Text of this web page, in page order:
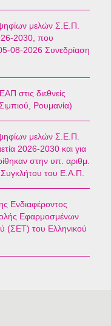
μελών Σ.Ε.Π.
2030, που
08-2026 Συνεδρίαση
στις διεθνείς
Ρουμανία)
μελών Σ.Ε.Π.
2026-2030 και για
στην υπ. αριθμ.
του Ε.Α.Π.
Ενδιαφέροντος
Εφαρμοσμένων
(ΣΕΤ) του Ελληνικού